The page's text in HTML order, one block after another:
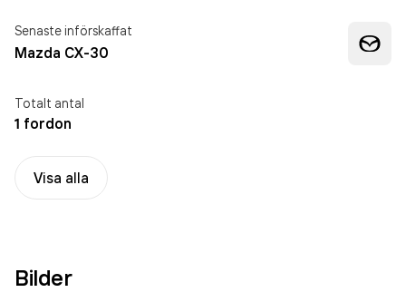
Senaste införskaffat
Mazda CX-30
Totalt antal
1 fordon
Visa alla
Bilder